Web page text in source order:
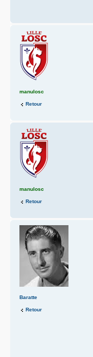
manulosc
Retour
manulosc
Retour
Baratte
Retour